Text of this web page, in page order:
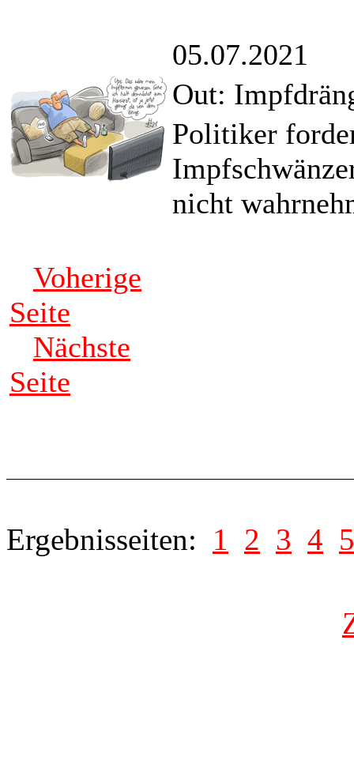
05.07.2021
Out:
Politiker
nicht
Voherige
Seite
Nächste
Seite
Ergebnisseiten: 1 2 3 4 5